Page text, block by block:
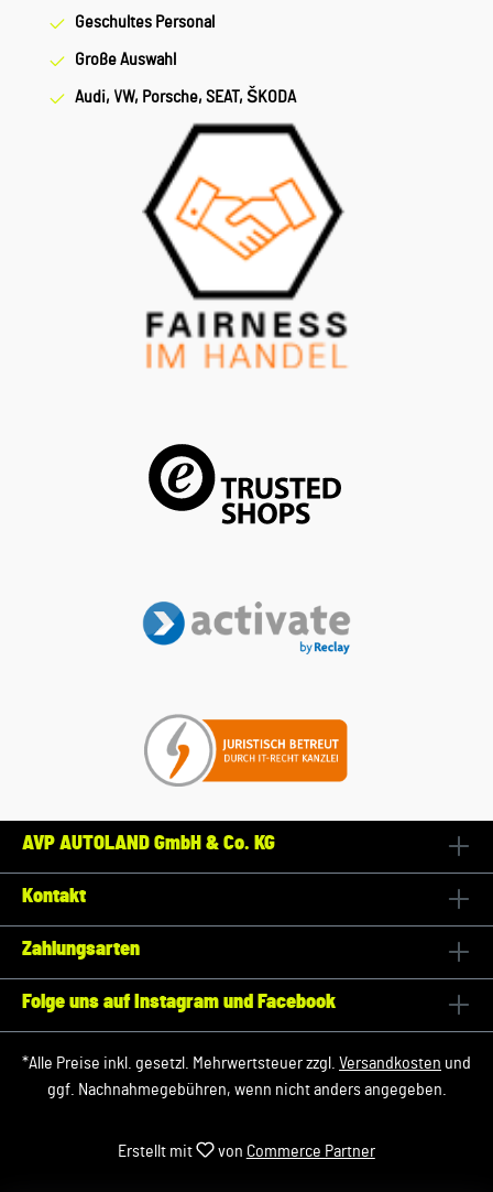
Geschultes Personal
Große Auswahl
Audi, VW, Porsche, SEAT, ŠKODA
AVP AUTOLAND GmbH & Co. KG
Kontakt
Zahlungsarten
Folge uns auf Instagram und Facebook
*Alle Preise inkl. gesetzl. Mehrwertsteuer zzgl. Versandkosten und
ggf. Nachnahmegebühren, wenn nicht anders angegeben.
Erstellt mit von Commerce Partner